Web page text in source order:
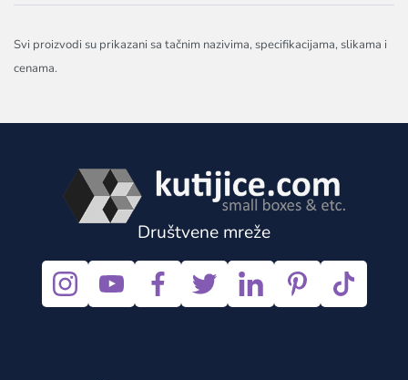
Svi proizvodi su prikazani sa tačnim nazivima, specifikacijama, slikama i
cenama.
Društvene mreže